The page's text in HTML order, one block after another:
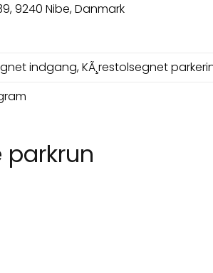
9240 Nibe, Danmark
indgang, KÃ¸restolsegnet
parkrun